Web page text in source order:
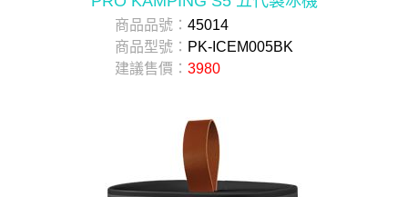
商品品號： 45014
商品型號： PK-ICEM005BK
建議售價： 3980